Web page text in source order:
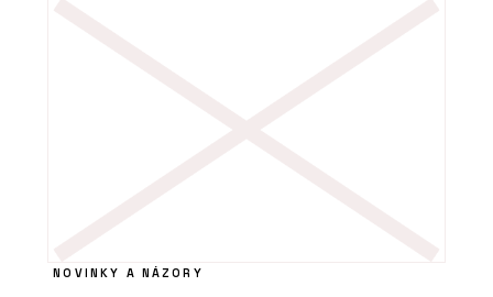
NOVINKY A NÁZORY